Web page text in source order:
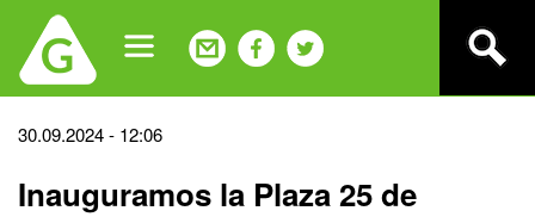
navigation
Back
top
30.09.2024 - 12:06
Inauguramos la Plaza 25 de